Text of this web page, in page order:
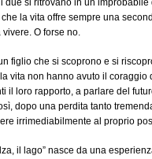
due si ritrovano in un improbabile
la vita offre sempre una
O forse no.
figlio che si scoprono e si
vita non hanno avuto il coraggio
il loro rapporto, a parlare del
dopo una perdita tanto
irrimediabilmente al proprio
il lago” nasce da una